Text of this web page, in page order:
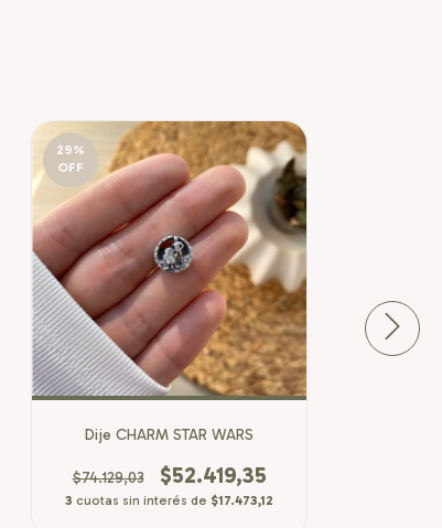
29%
OFF
Dije CHARM STAR WARS
$74.129,03 $52.419,35
3 cuotas sin interés de $17.473,12